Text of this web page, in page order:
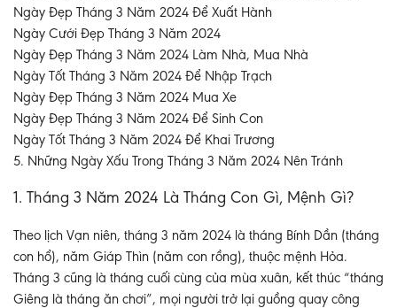
Ngày Đẹp Tháng 3 Năm 2024 Để Xuất Hành
Ngày Cưới Đẹp Tháng 3 Năm 2024
Ngày Đẹp Tháng 3 Năm 2024 Làm Nhà, Mua Nhà
Ngày Tốt Tháng 3 Năm 2024 Để Nhập Trạch
Ngày Đẹp Tháng 3 Năm 2024 Mua Xe
Ngày Đẹp Tháng 3 Năm 2024 Để Sinh Con
Ngày Tốt Tháng 3 Năm 2024 Để Khai Trương
5. Những Ngày Xấu Trong Tháng 3 Năm 2024 Nên Tránh
1. Tháng 3 Năm 2024 Là Tháng Con Gì, Mệnh Gì?
Theo lịch Vạn niên, tháng 3 năm 2024 là tháng Bính Dần (tháng
con hổ), năm Giáp Thìn (năm con rồng), thuộc mệnh Hỏa.
Tháng 3 cũng là tháng cuối cùng của mùa xuân, kết thúc “tháng
Giêng là tháng ăn chơi”, mọi người trở lại guồng quay công